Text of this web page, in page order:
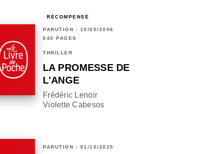
RÉCOMPENSÉ
PARUTION : 10/05/2006
640 PAGES
THRILLER
LA PROMESSE DE
L'ANGE
Frédéric Lenoir
Violette Cabesos
PARUTION : 01/10/2025